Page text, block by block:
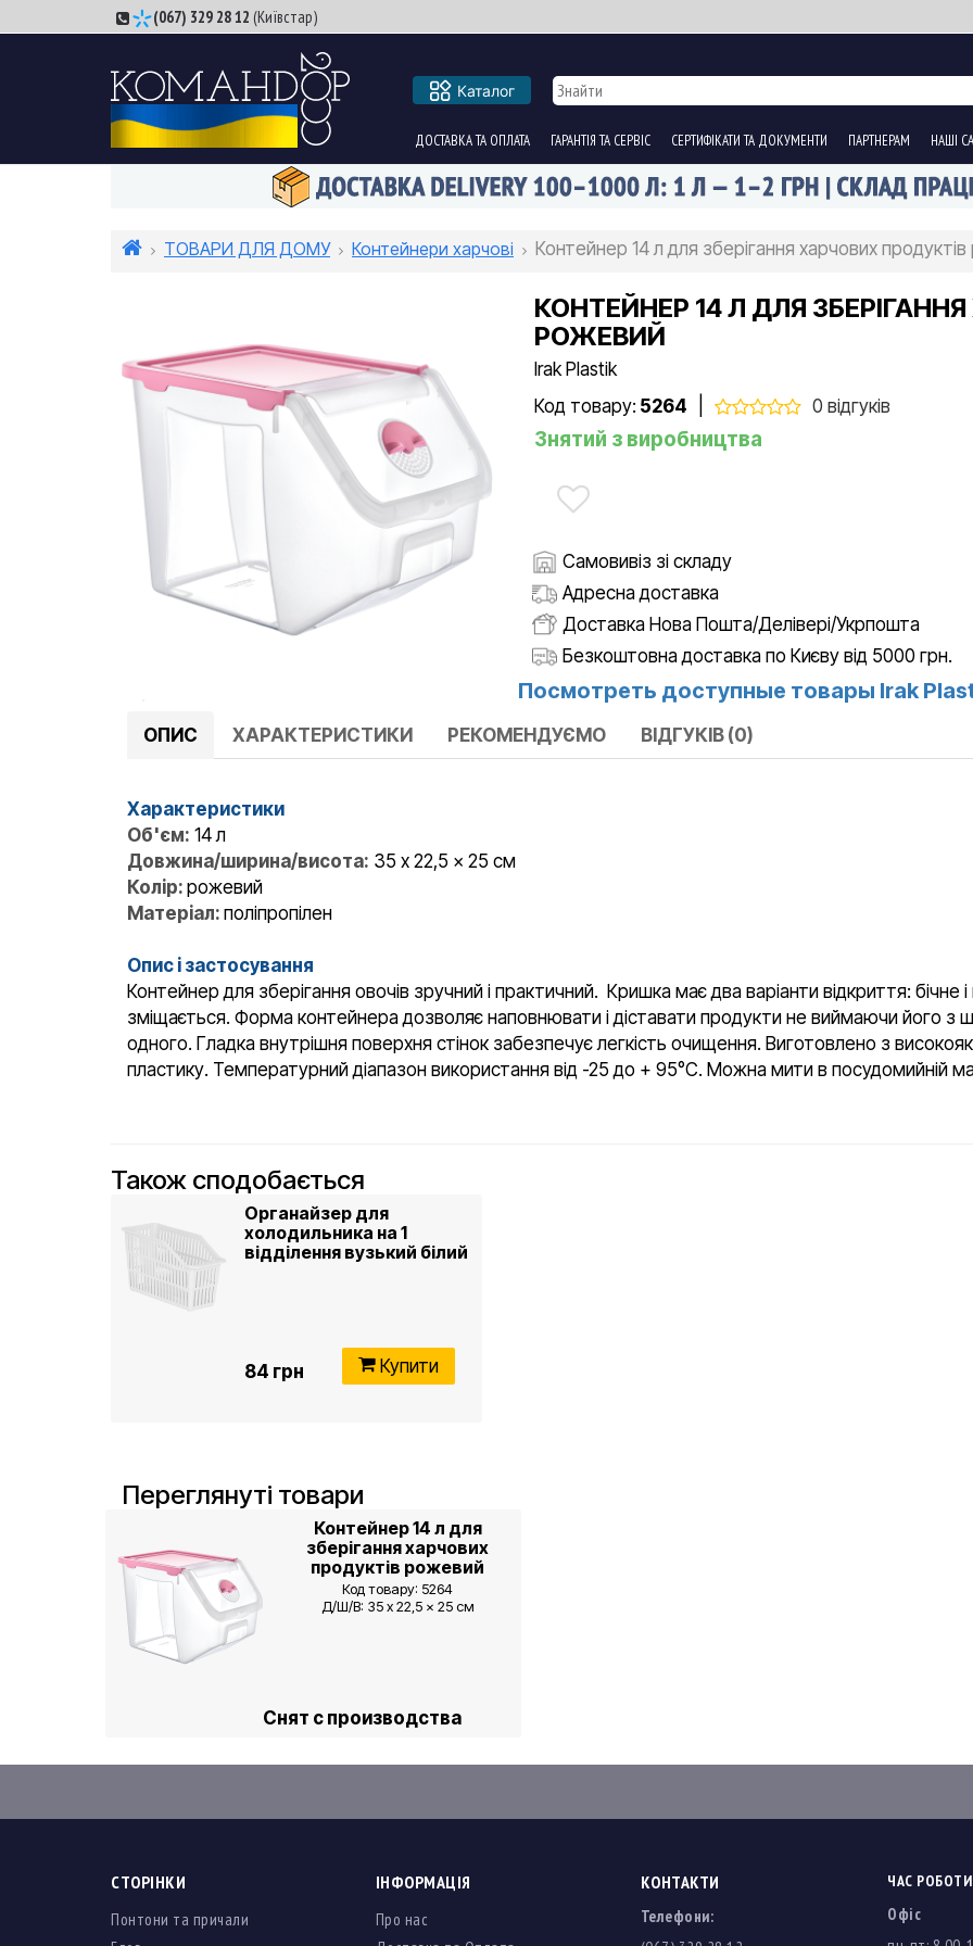
(067) 329 28 12 (Київстар)
Каталог
ДОСТАВКА ТА ОПЛАТА ГАРАНТІЯ ТА СЕРВІС СЕРТИФІКАТИ ТА ДОКУМЕНТИ ПАРТНЕРАМ НАШІ
ТОВАРИ ДЛЯ ДОМУ Контейнери харчові Контейнер 14 л для зберігання харчових
КОНТЕЙНЕР 14 Л ДЛЯ
РОЖЕВИЙ
Irak Plastik
Код товару: 5264 0 відгуків
Знятий з виробництва
Самовивіз зі складу
Адресна доставка
Доставка Нова Пошта/Делівері/Укрпошта
Безкоштовна доставка по Києву від 5000 грн.
Посмотреть доступные товары Irak
ОПИС ХАРАКТЕРИСТИКИ РЕКОМЕНДУЄМО ВІДГУКІВ (0)
Характеристики
Об'єм: 14 л
Довжина/ширина/висота: 35 x 22,5 x 25 cм
Колір: рожевий
Матеріал: поліпропілен
Опис і застосування
Контейнер для зберігання овочів зручний і практичний. Кришка має два варіанти відкриття: бічне
зміщається. Форма контейнера дозволяє наповнювати і діставати продукти не виймаючи його
одного. Гладка внутрішня поверхня стінок забезпечує легкість очищення. Виготовлено з
пластику. Температурний діапазон використання від -25 до + 95°С. Можна мити в посудомийній
Також сподобається
Органайзер для
холодильника на 1
відділення вузький білий
84 грн Купити
Переглянуті товари
Контейнер 14 л для
зберігання харчових
продуктів рожевий
Код товару: 5264
Д/Ш/В: 35 x 22,5 x 25 cм
Снят с производства
СТОРІНКИ
Понтони та причали
ІНФОРМАЦІЯ
Про нас
КОНТАКТИ
Телефони:
ЧАС
Офіс